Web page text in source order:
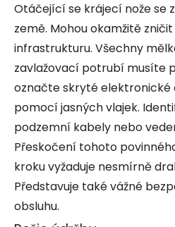
Otáčející se krájecí nože se
země. Mohou okamžitě
infrastrukturu. Všechny
zavlažovací potrubí musíte
označte skryté elektronické
pomocí jasných vlajek.
podzemní kabely nebo
Přeskočení tohoto
kroku vyžaduje nesmírně
Představuje také vážné
obsluhu.